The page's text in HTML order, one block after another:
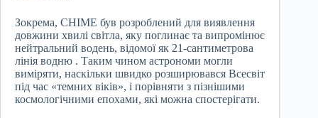
Зокрема, CHIME був розроблений для виявлення
довжини хвилі світла, яку поглинає та випромінює
нейтральний водень, відомої як 21-сантиметрова
лінія водню . Таким чином астрономи могли
виміряти, наскільки швидко розширювався Всесвіт
під час «темних віків», і порівняти з пізнішими
космологічними епохами, які можна спостерігати.